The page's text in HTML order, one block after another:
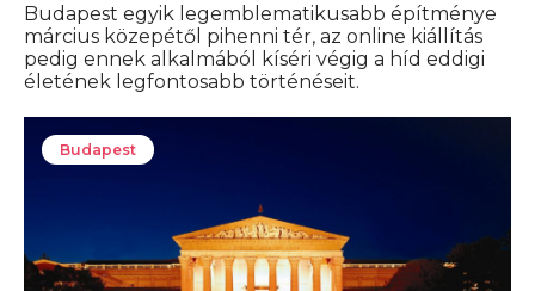
Budapest egyik legemblematikusabb építménye
március közepétől pihenni tér, az online kiállítás
pedig ennek alkalmából kíséri végig a híd eddigi
életének legfontosabb történéseit.
Budapest